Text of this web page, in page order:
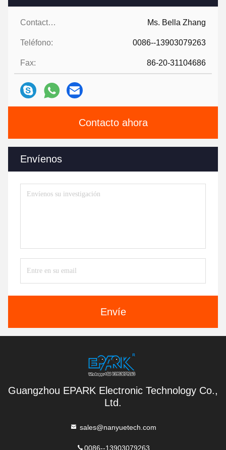
Contactos: Ms. Bella Zhang
Teléfono: 0086--13903079263
Fax: 86-20-31104686
Contacto ahora
Envíenos
Envíe
Guangzhou EPARK Electronic Technology Co.,
Ltd.
sales@nanyuetech.com
0086--13903079263